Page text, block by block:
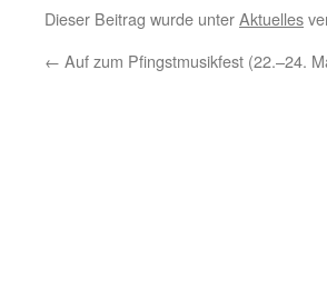
Dieser Beitrag wurde unterAktuelles
← Auf zum Pfingstmusikfest (22.–24.